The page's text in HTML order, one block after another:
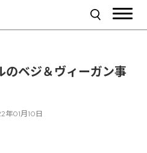
のベジ＆ヴィーガン事
年01月10日